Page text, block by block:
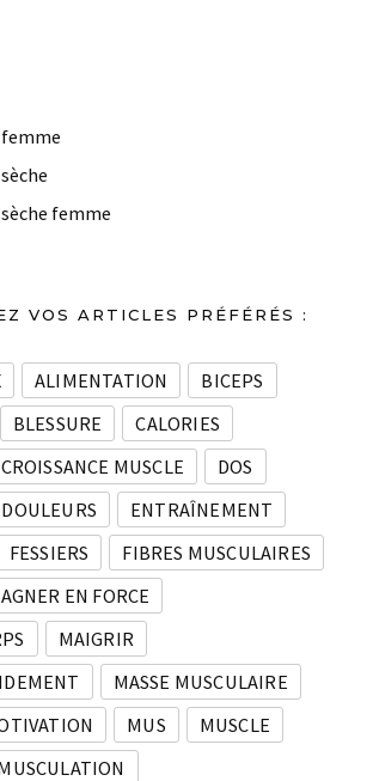
femme
VOS ARTICLES PRÉFÉRÉS :
ALIMENTATION
BICEPS
BLESSURE
CALORIES
CROISSANCE MUSCLE
DOS
DOULEURS
ENTRAÎNEMENT
FESSIERS
FIBRES MUSCULAIRES
EN FORCE
MAIGRIR
MASSE MUSCULAIRE
MUS
MUSCLE